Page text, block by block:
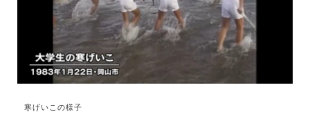
寒げいこの様子